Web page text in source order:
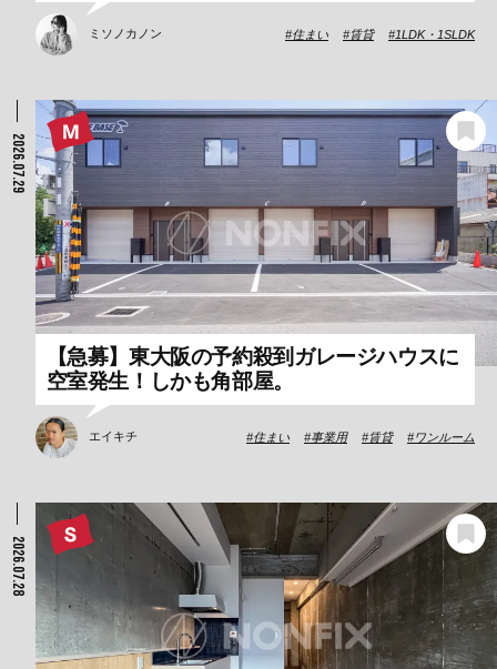
ミソノカノン 住まい 賃貸 1LDK・1SLDK
2026.07.29
【急募】東大阪の予約殺到ガレージハウスに
空室発生！しかも角部屋。
エイキチ 住まい 事業用 賃貸 ワンルーム
2026.07.28